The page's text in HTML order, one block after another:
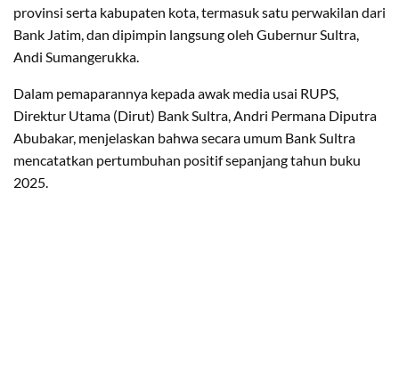
provinsi serta kabupaten kota, termasuk satu perwakilan dari
Bank Jatim, dan dipimpin langsung oleh Gubernur Sultra,
Andi Sumangerukka.
Dalam pemaparannya kepada awak media usai RUPS,
Direktur Utama (Dirut) Bank Sultra, Andri Permana Diputra
Abubakar, menjelaskan bahwa secara umum Bank Sultra
mencatatkan pertumbuhan positif sepanjang tahun buku
2025.